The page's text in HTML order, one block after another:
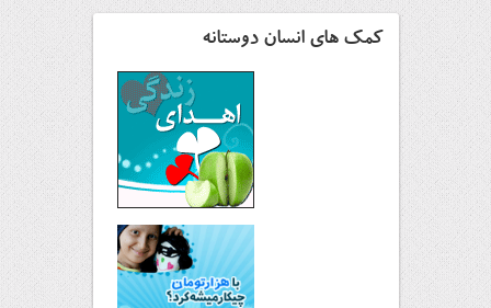
کمک های انسان دوستانه